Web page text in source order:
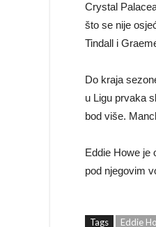
Crystal
što se nije
Tindall i
Do kraja
u Ligu prvaka
bod više.
Eddie Howe je
pod njegovim
Tags Eddie